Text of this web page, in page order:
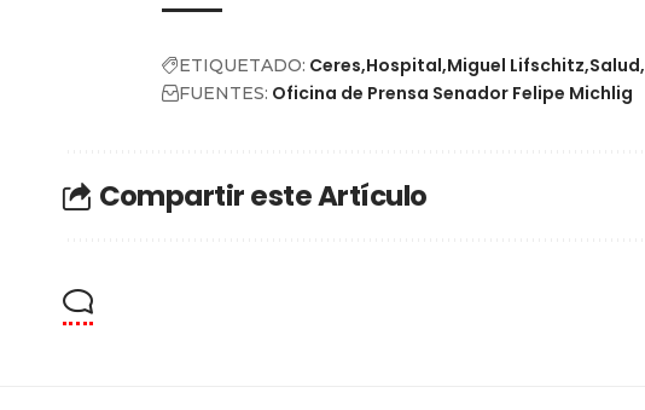
ETIQUETADO: Ceres Hospital Miguel Lifschitz Salud
FUENTES: Oficina de Prensa Senador Felipe Michlig
Compartir este Artículo